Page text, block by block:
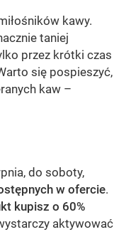
kawy.
taniej
przez krótki czas
się pospieszyć,
kaw –
do soboty,
w ofercie.
kupisz o 60%
aktywować